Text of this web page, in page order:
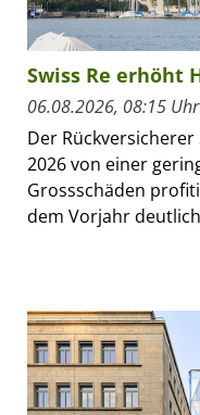
Swiss Re erhöht
06.08.2026, 08:15 Uhr
Der
2026 von einer
Grossschäden
dem Vorjahr